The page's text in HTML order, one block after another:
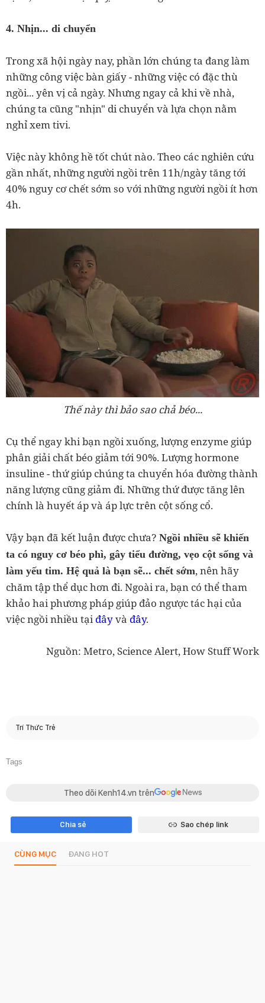
4. Nhịn... di chuyển
Trong xã hội ngày nay, phần lớn chúng ta đang làm
những công việc bàn giấy - những việc có đặc thù
ngồi... yên vị cả ngày. Nhưng ngay cả khi về nhà,
chúng ta cũng "nhịn" di chuyển và lựa chọn nằm
nghỉ xem tivi.
Việc này không hề tốt chút nào. Theo các nghiên cứu
gần nhất, những người ngồi trên 11h/ngày tăng tới
40% nguy cơ chết sớm so với những người ngồi ít hơn
4h.
Thế này thì bảo sao chả béo...
Cụ thể ngay khi bạn ngồi xuống, lượng enzyme giúp
phân giải chất béo giảm tới 90%. Lượng hormone
insuline - thứ giúp chúng ta chuyển hóa đường thành
năng lượng cũng giảm đi. Những thứ được tăng lên
chính là huyết áp và áp lực trên cột sống cổ.
Vậy bạn đã kết luận được chưa? Ngồi nhiều sẽ khiến
ta có nguy cơ béo phì, gây tiểu đường, vẹo cột sống và
làm yếu tim. Hệ quả là bạn sẽ... chết sớm, nên hãy
chăm tập thể dục hơn đi. Ngoài ra, bạn có thể tham
khảo hai phương pháp giúp đảo ngược tác hại của
việc ngồi nhiều tạiđâyvà đây.
Nguồn: Metro, Science Alert, How Stuff Work
Trí Thức Trẻ
Tags
Theo dõi Kenh14.vn trên
Chia sẻ Sao chép link
CÙNG MỤC ĐANG HOT